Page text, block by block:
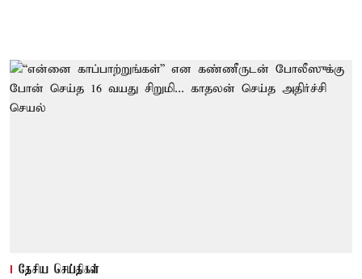
தேசிய செய்திகள்